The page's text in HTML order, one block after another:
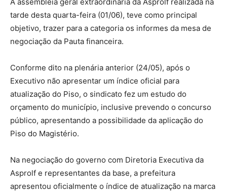
tarde desta quarta-feira (01/06), teve como principal
objetivo, trazer para a categoria os informes da mesa de
negociação da Pauta financeira.
Conforme dito na plenária anterior (24/05), após o
Executivo não apresentar um índice oficial para
atualização do Piso, o sindicato fez um estudo do
orçamento do município, inclusive prevendo o concurso
público, apresentando a possibilidade da aplicação do
Piso do Magistério.
Na negociação do governo com Diretoria Executiva da
Asprolf e representantes da base, a prefeitura
apresentou oficialmente o índice de atualização na marca